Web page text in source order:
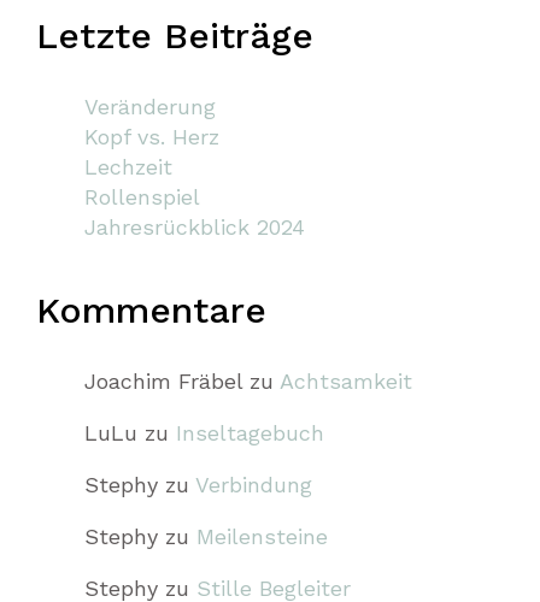
Letzte Beiträge
Veränderung
Kopf vs. Herz
Lechzeit
Rollenspiel
Jahresrückblick 2024
Kommentare
Joachim Fräbelzu Achtsamkeit
LuLu zu Inseltagebuch
Stephy zu Verbindung
Stephy zu Meilensteine
Stephy zu Stille Begleiter